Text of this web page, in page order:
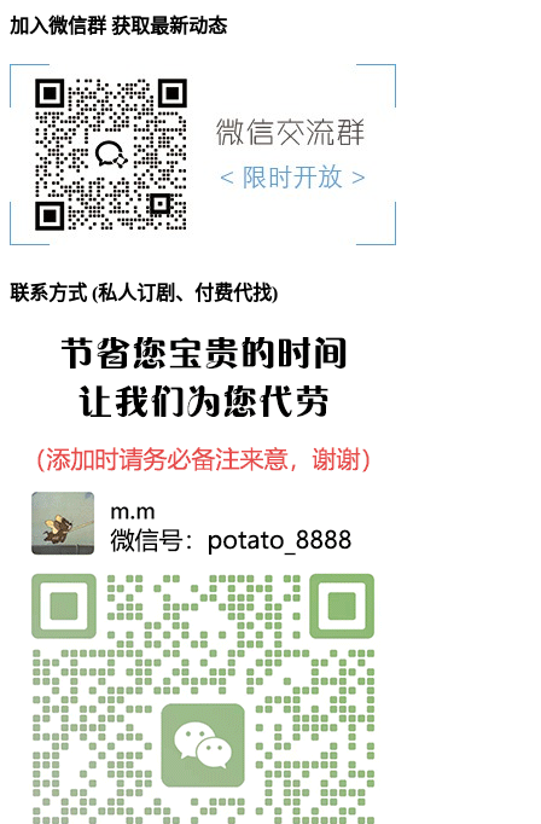
加入微信群 获取最新动态
联系方式 (私人订剧、付费代找)